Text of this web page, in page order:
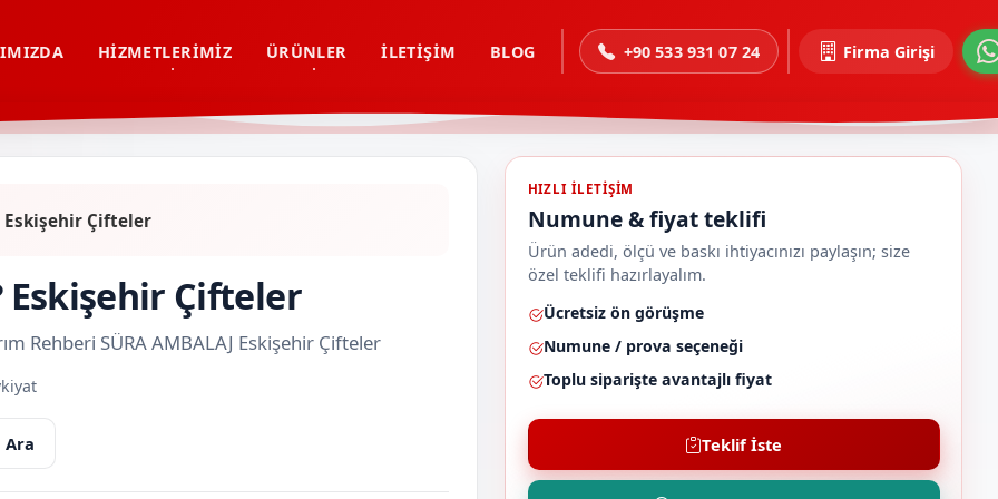
HIZMETLERIMIZ ÜRÜNLER İLETIŞIM BLOG +90 533 931 07 24 Firma Girişi
Eskişehir Çifteler
Eskişehir Çifteler
Rehberi SÜRA AMBALAJ Eskişehir Çifteler
Ara
HIZLI ILETIŞIM
Numune & fiyat teklifi
Ürün adedi, ölçü ve baskı ihtiyacınızı paylaşın; size
özel teklifi hazırlayalım.
Ücretsiz ön görüşme
Numune / prova seçeneği
Toplu siparişte avantajlı fiyat
Teklif İste